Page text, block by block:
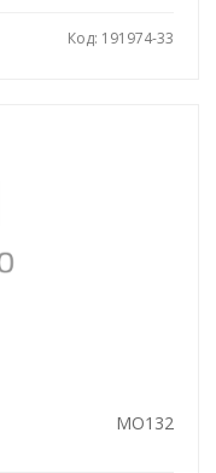
Код: 191974-33
MO132